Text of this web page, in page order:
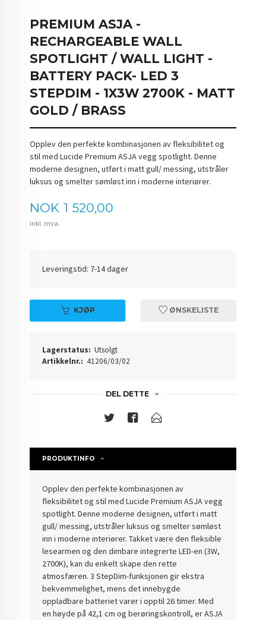
PREMIUM ASJA -
RECHARGEABLE WALL
SPOTLIGHT / WALL LIGHT -
BATTERY PACK- LED 3
STEPDIM - 1X3W 2700K - MATT
GOLD / BRASS
Opplev den perfekte kombinasjonen av fleksibilitet og
stil med Lucide Premium ASJA vegg spotlight. Denne
moderne designen, utført i matt gull/ messing, utstråler
luksus og smelter sømløst inn i moderne interiører.
Pris
NOK 1 520,00
inkl. mva.
Leveringstid: 7-14 dager
KJØP ØNSKELISTE
Lagerstatus: Utsolgt
Artikkelnr.: 41206/03/02
DEL DETTE
PRODUKTINFO
Opplev den perfekte kombinasjonen av
fleksibilitet og stil med Lucide Premium ASJA vegg
spotlight. Denne moderne designen, utført i matt
gull/ messing, utstråler luksus og smelter sømløst
inn i moderne interiører. Takket være den fleksible
lesearmen og den dimbare integrerte LED-en (3W,
2700K), kan du enkelt skape den rette
atmosfæren. 3 StepDim-funksjonen gir ekstra
bekvemmelighet, mens det innebygde
oppladbare batteriet varer i opptil 26 timer. Med
en høyde på 42,1 cm og berøringskontroll, er ASJA